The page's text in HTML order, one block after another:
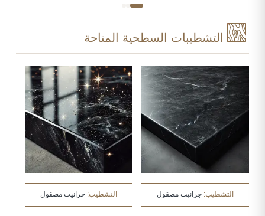
التشطيبات السطحية المتاحة
التشطيب: جرانيت مصقول التشطيب: جرانيت مصقول